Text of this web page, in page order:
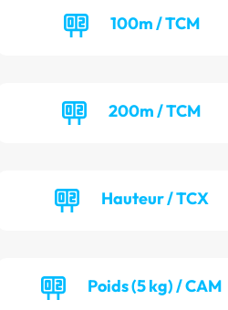
100m / TCM
200m / TCM
Hauteur / TCX
Poids (5 kg) / CAM